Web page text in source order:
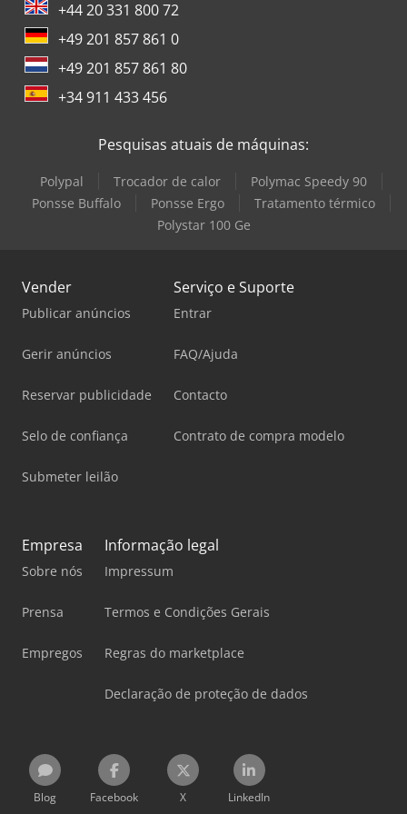
+44 20 331 800 72
+49 201 857 861 0
+49 201 857 861 80
+34 911 433 456
Pesquisas atuais de máquinas:
Polypal Trocador de calor
Polymac Speedy 90
Ponsse Buffalo
Ponsse Ergo
Tratamento térmico
Polystar 100 Ge
Vender
Publicar anúncios
Gerir anúncios
Reservar publicidade
Selo de confiança
Submeter leilão
Serviço e Suporte
Entrar
FAQ/Ajuda
Contacto
Contrato de compra modelo
Empresa
Sobre nós
Prensa
Empregos
Informação legal
Impressum
Termos e Condições Gerais
Regras do marketplace
Declaração de proteção de dados
Blog Facebook X LinkedIn